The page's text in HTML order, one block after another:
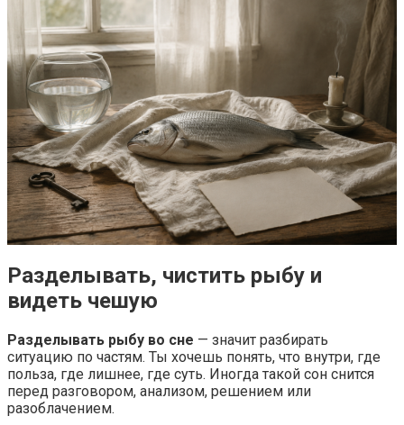
Разделывать, чистить рыбу и
видеть чешую
Разделывать рыбу во сне — значит разбирать
ситуацию по частям. Ты хочешь понять, что внутри, где
польза, где лишнее, где суть. Иногда такой сон снится
перед разговором, анализом, решением или
разоблачением.